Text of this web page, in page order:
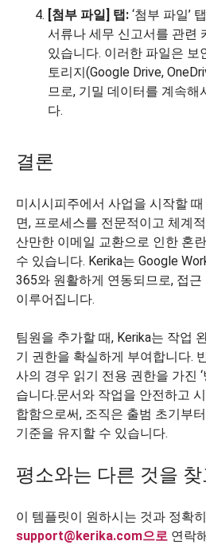
[첨부 파일] 탭: ‘첨부 파일’
서류나 세무 신고서를 관련
있습니다. 이러한 파일은 보
토리지(Google Drive,
므로, 기밀 데이터를 계속해
다.
결론
미시시피주에서 사업을 시작할
면, 프로세스를 전문적이고 체계
산만한 이메일 교환으로 인한 혼
수 있습니다. Kerika는 Google
365와 원활하게 연동되므로, 접
이루어집니다.
팀원을 추가할 때, Kerika는 작업
기 권한을 확실하게 부여합니다.
사의 경우 읽기 전용 권한을 가진
습니다.문서와 작업을 안전하고
합함으로써, 조직은 출범 초기부
기준을 유지할 수 있습니다.
평소와는 다른 것을
이 템플릿이 원하시는 것과 정확
support@kerika.com으로 연락